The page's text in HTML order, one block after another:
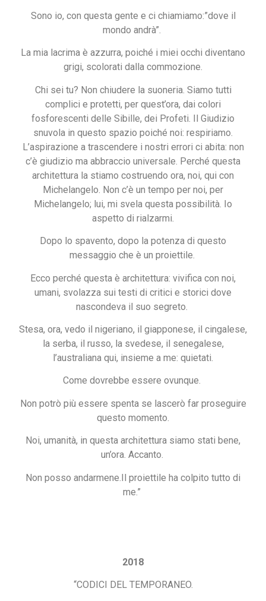
Sono io, con questa gente e ci chiamiamo:”dove il
mondo andrà”.
La mia lacrima è azzurra, poiché i miei occhi diventano
grigi, scolorati dalla commozione.
Chi sei tu? Non chiudere la suoneria. Siamo tutti
complici e protetti, per quest’ora, dai colori
fosforescenti delle Sibille, dei Profeti. Il Giudizio
snuvola in questo spazio poiché noi: respiriamo.
L’aspirazione a trascendere i nostri errori ci abita: non
c’è giudizio ma abbraccio universale. Perché questa
architettura la stiamo costruendo ora, noi, qui con
Michelangelo. Non c’è un tempo per noi, per
Michelangelo; lui, mi svela questa possibilità. Io
aspetto di rialzarmi.
Dopo lo spavento, dopo la potenza di questo
messaggio che è un proiettile.
Ecco perché questa è architettura: vivifica con noi,
umani, svolazza sui testi di critici e storici dove
nascondeva il suo segreto.
Stesa, ora, vedo il nigeriano, il giapponese, il cingalese,
la serba, il russo, la svedese, il senegalese,
l’australiana qui, insieme a me: quietati.
Come dovrebbe essere ovunque.
Non potrò più essere spenta se lascerò far proseguire
questo momento.
Noi, umanità, in questa architettura siamo stati bene,
un’ora. Accanto.
Non posso andarmene.Il proiettile ha colpito tutto di
me.”
2018
“CODICI DEL TEMPORANEO.